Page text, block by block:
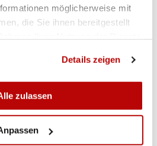
möglicherweise mit
die Sie ihnen bereitgestellt
Details zeigen
zulassen
Cup fucile 10m mixed qualifica 2
fucile 10m mixed bronze match